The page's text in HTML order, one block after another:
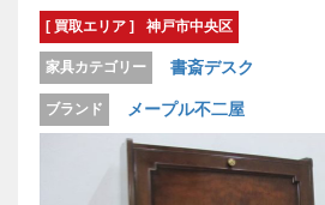
[ 買取エリア ] 神戸市中央区
家具カテゴリー 書斎デスク
ブランド メープル不二屋